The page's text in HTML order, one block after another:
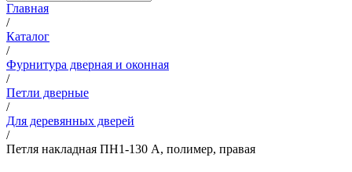
Главная
/
Каталог
/
Фурнитура дверная и оконная
/
Петли дверные
/
Для деревянных дверей
/
Петля накладная ПН1-130 А, полимер, правая